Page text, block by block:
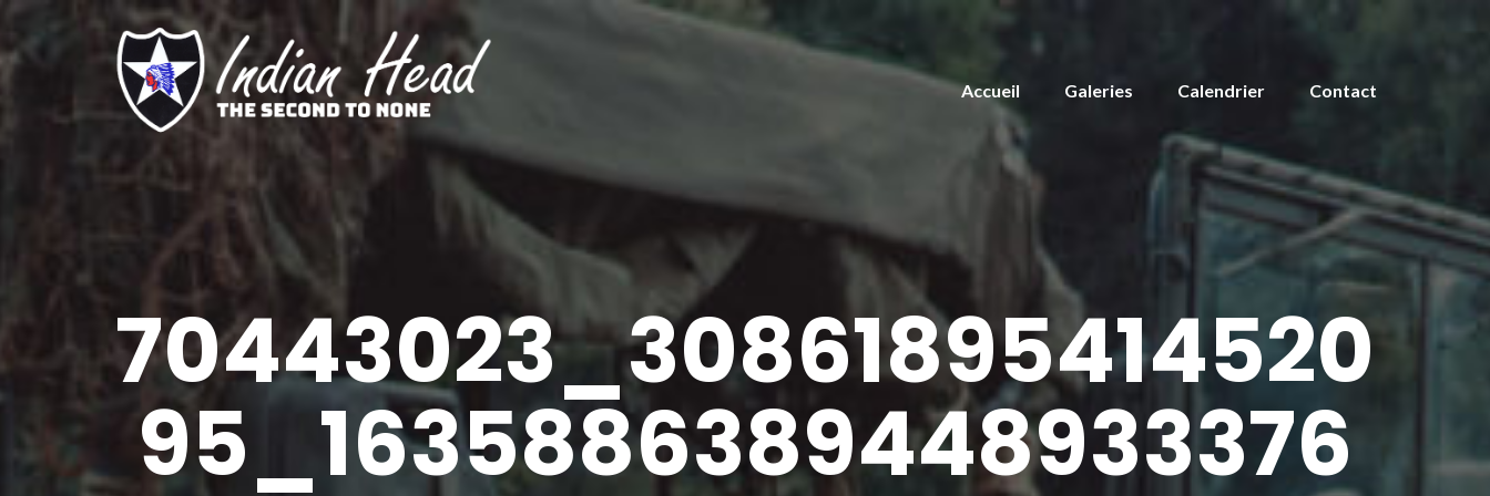
Accueil Galeries Calendrier Contact
70443023_30861895414520
95_1635886389448933376